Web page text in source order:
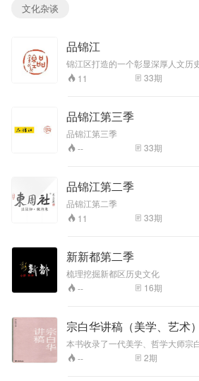
文化杂谈
品锦江
锦江区打造的一个彰显深厚人文历
展成就的文化品牌“品锦江”
11 33期
品锦江第三季
品锦江第三季
--
33期
品锦江第二季
品锦江第二季
11
33期
新新都第二季
梳理挖掘新都区历史文化
--
16期
宗白华讲稿（美学、艺术）
本书收录了一代美学、哲学大师宗
纪20年代末的多篇课堂讲稿、演讲
学》、《艺术学》、 《艺术学(讲演
-- 2期